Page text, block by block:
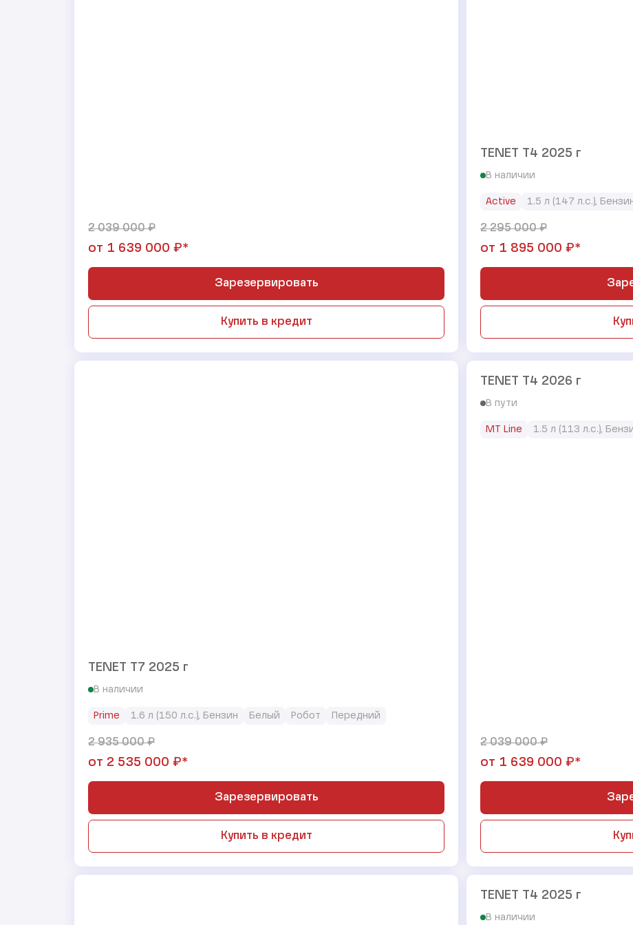
2 039 000₽
от 1 639 000 ₽*
Зарезервировать
Купить в кредит
TENET T4 2025 г
В наличии
Active 1.5 л (147 л.с.),
2 295 000₽
от 1 895 000 ₽*
TENET T7 2025 г
В наличии
Prime 1.6 л (150 л.с.), Бензин Белый Робот Передний
2 935 000₽
от 2 535 000 ₽*
Зарезервировать
Купить в кредит
TENET T4 2026 г
В пути
MT Line 1.5 л (113 л.с.),
2 039 000₽
от 1 639 000 ₽*
TENET T4 2025 г
В наличии